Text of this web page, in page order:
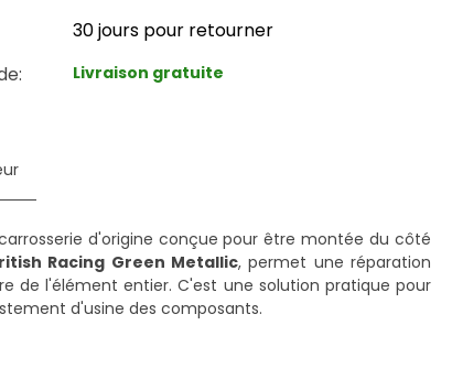
30 jours pour retourner
: Livraison gratuite
d'origine conçue pour être montée du côté
Racing Green Metallic, permet une réparation
de l'élément entier. C'est une solution pratique pour
d'usine des composants.